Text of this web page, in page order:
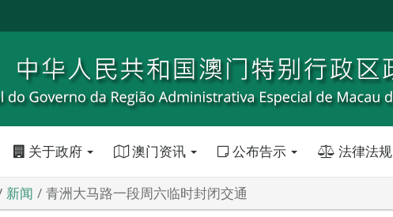
关于政府 澳门资讯 公布告示 法律法规
新闻 青洲大马路一段周六临时封闭交通